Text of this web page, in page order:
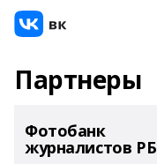
Партнеры
Фотобанк
журналистов РБ